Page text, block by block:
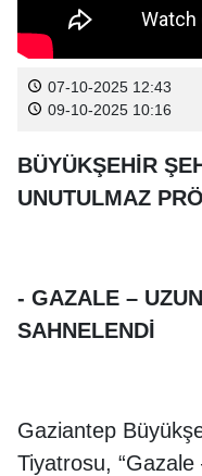
07-10-2025 12:43
09-10-2025 10:16
BÜYÜKŞEHİR
UNUTULMAZ
- GAZALE –
SAHNELENDİ
Gaziantep
Tiyatrosu,